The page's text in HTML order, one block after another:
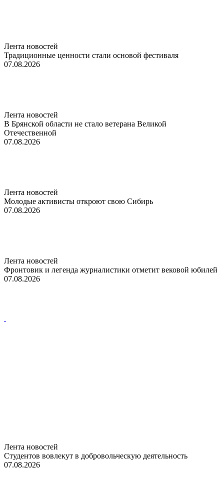
Лента новостей
Традиционные ценности стали основой фестиваля
07.08.2026
Лента новостей
В Брянской области не стало ветерана Великой
Отечественной
07.08.2026
Лента новостей
Молодые активисты откроют свою Сибирь
07.08.2026
Лента новостей
Фронтовик и легенда журналистики отметит вековой юбилей
07.08.2026
Лента новостей
Студентов вовлекут в добровольческую деятельность
07.08.2026